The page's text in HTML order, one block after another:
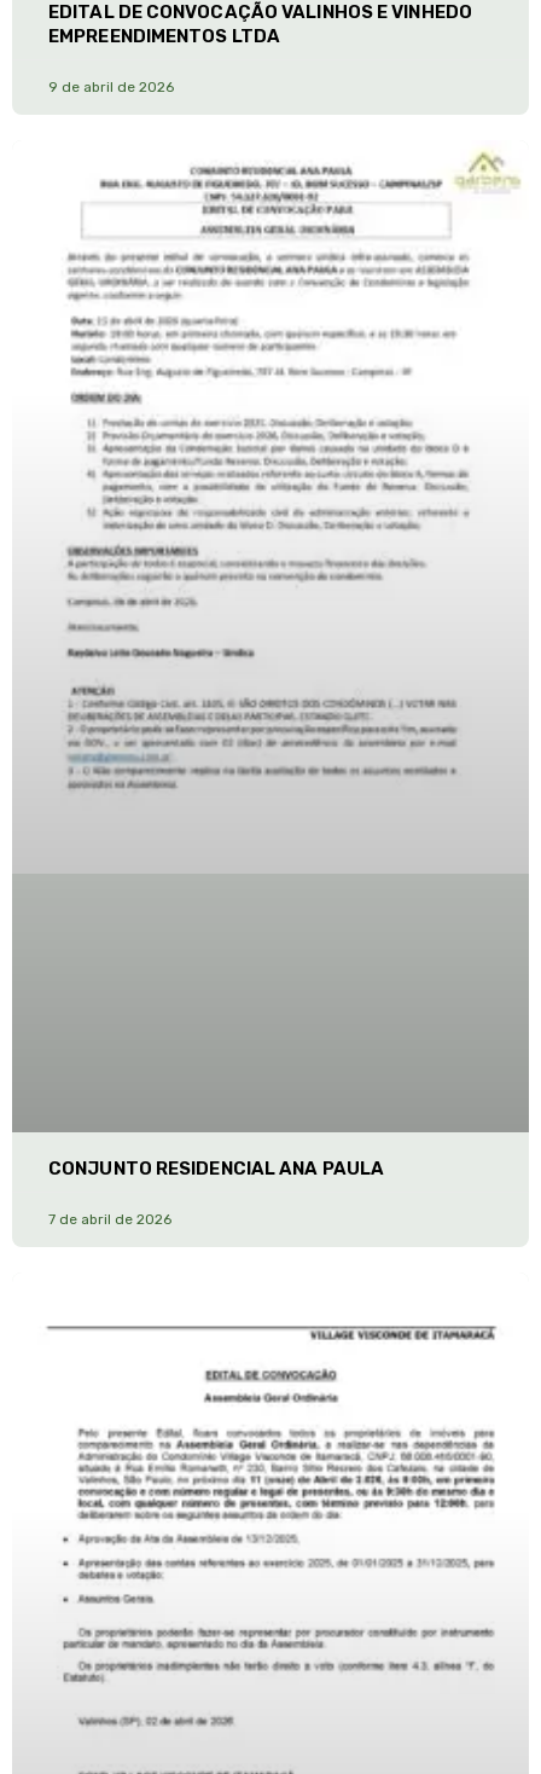
EDITAL DE CONVOCAÇÃO VALINHOS E VINHEDO
EMPREENDIMENTOS LTDA
9 de abril de 2026
CONJUNTO RESIDENCIAL ANA PAULA
7 de abril de 2026